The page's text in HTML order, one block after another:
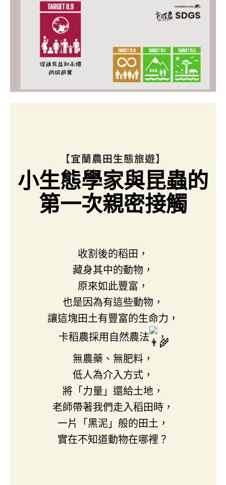
【宜蘭農田生態旅遊】
小生態學家與昆蟲的
第一次親密接觸
收割後的稻田，
藏身其中的動物，
原來如此豐富，
也是因為有這些動物，
讓這塊田土有豐富的生命力，
卡稻農採用自然農法
，
無農藥、無肥料，
低人為介入方式，
將「力量」還給土地，
老師帶著我們走入稻田時，
一片「黑泥」般的田土，
實在不知道動物在哪裡？